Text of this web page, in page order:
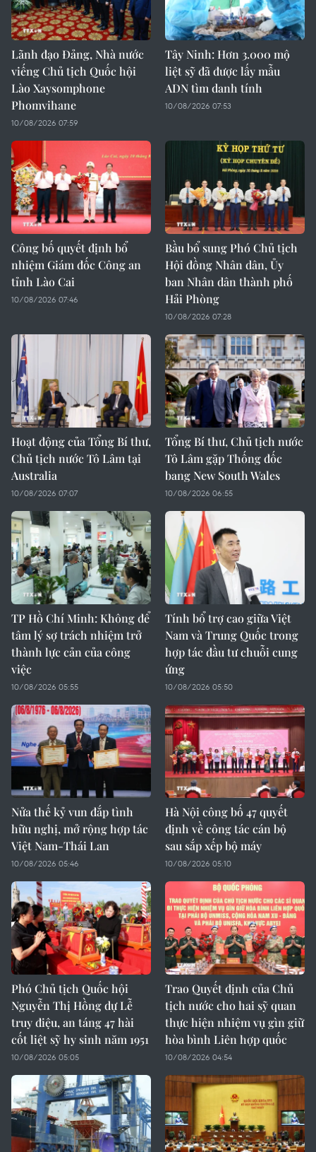
Lãnh đạo Đảng, Nhà nước
viếng Chủ tịch Quốc hội
Lào Xaysomphone
Phomvihane
10/08/2026 07:59
Tây Ninh: Hơn 3.000 mộ
liệt sỹ đã được lấy mẫu
ADN tìm danh tính
10/08/2026 07:53
Công bố quyết định bổ
nhiệm Giám đốc Công an
tỉnh Lào Cai
10/08/2026 07:46
Bầu bổ sung Phó Chủ tịch
Hội đồng Nhân dân, Ủy
ban Nhân dân thành phố
Hải Phòng
10/08/2026 07:28
Hoạt động của Tổng Bí thư,
Chủ tịch nước Tô Lâm tại
Australia
10/08/2026 07:07
Tổng Bí thư, Chủ tịch nước
Tô Lâm gặp Thống đốc
bang New South Wales
10/08/2026 06:55
TP Hồ Chí Minh: Không để
tâm lý sợ trách nhiệm trở
thành lực cản của công
việc
10/08/2026 05:55
Tính bổ trợ cao giữa Việt
Nam và Trung Quốc trong
hợp tác đầu tư chuỗi cung
ứng
10/08/2026 05:50
Nửa thế kỷ vun đắp tình
hữu nghị, mở rộng hợp tác
Việt Nam-Thái Lan
10/08/2026 05:46
Hà Nội công bố 47 quyết
định về công tác cán bộ
sau sắp xếp bộ máy
10/08/2026 05:10
Phó Chủ tịch Quốc hội
Nguyễn Thị Hồng dự Lễ
truy điệu, an táng 47 hài
cốt liệt sỹ hy sinh năm 1951
10/08/2026 05:05
Trao Quyết định của Chủ
tịch nước cho hai sỹ quan
thực hiện nhiệm vụ gìn giữ
hòa bình Liên hợp quốc
10/08/2026 04:54